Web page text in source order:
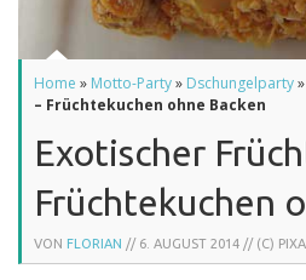
Home » Motto-Party» Dschungelparty»
– Früchtekuchen ohne Backen
Exotischer
Früchtekuchen
VON FLORIAN // 6. AUGUST 2014 // (C)